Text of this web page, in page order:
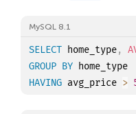
MySQL 8.1
SELECT home_type,
GROUP BY
HAVING avg_price >